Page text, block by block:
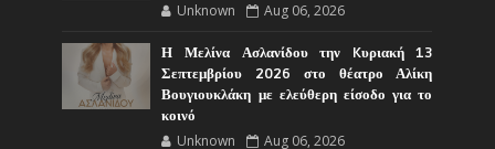
Unknown Aug 06, 2026
Η Μελίνα Ασλανίδου την Kυριακή 13
Σεπτεμβρίου 2026 στο θέατρο Αλίκη
Βουγιουκλάκη με ελεύθερη είσοδο για το
κοινό
Unknown Aug 06, 2026